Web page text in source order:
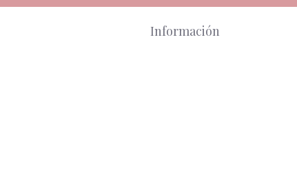
Información